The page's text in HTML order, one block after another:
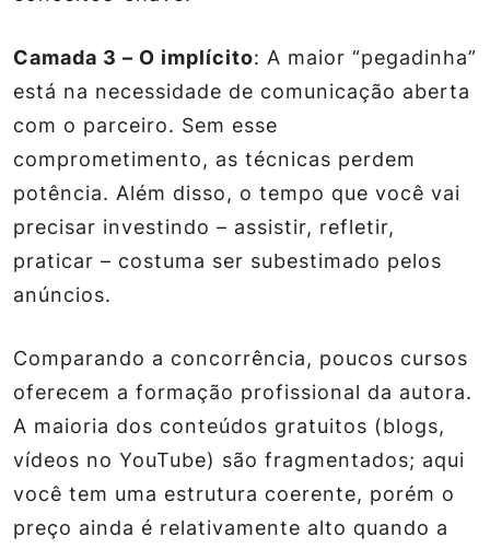
Camada 3 – O implícito: A maior “pegadinha”
está na necessidade de comunicação aberta
com o parceiro. Sem esse
comprometimento, as técnicas perdem
potência. Além disso, o tempo que você vai
precisar investindo – assistir, refletir,
praticar – costuma ser subestimado pelos
anúncios.
Comparando a concorrência, poucos cursos
oferecem a formação profissional da autora.
A maioria dos conteúdos gratuitos (blogs,
vídeos no YouTube) são fragmentados; aqui
você tem uma estrutura coerente, porém o
preço ainda é relativamente alto quando a